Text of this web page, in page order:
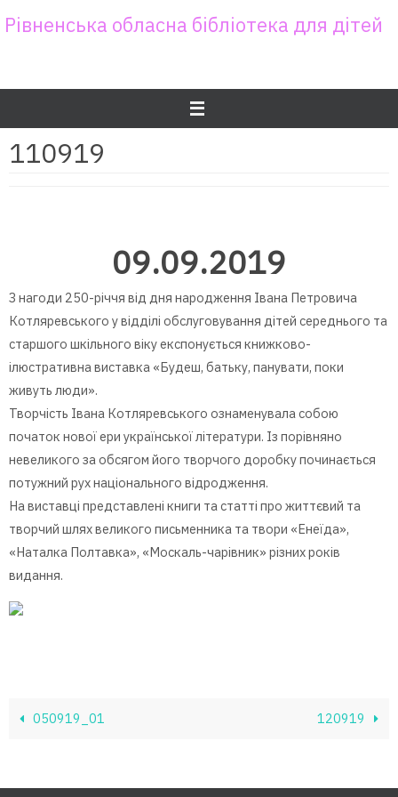
toРівненська обласна бібліотека для дітей
110919
09.09.2019
З нагоди 250-річчя від дня народження Івана Петровича
Котляревського у відділі обслуговування дітей середнього та
старшого шкільного віку експонується книжково-
ілюстративна виставка «Будеш, батьку, панувати, поки
живуть люди».
Творчість Івана Котляревського ознаменувала собою
початок нової ери української літератури. Із порівняно
невеликого за обсягом його творчого доробку починається
потужний рух національного відродження.
На виставці представлені книги та статті про життєвий та
творчий шлях великого письменника та твори «Енеїда»,
«Наталка Полтавка», «Москаль-чарівник» різних років
видання.
050919_01 120919